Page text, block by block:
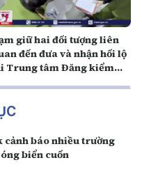
giữ hai đối tượng liên
đến đưa và nhận hối lộ
Trung tâm Đăng kiểm
cảnh báo nhiều trường
biển cuốn